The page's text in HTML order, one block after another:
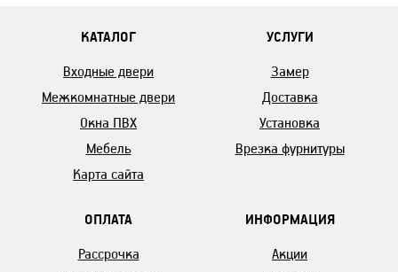
КАТАЛОГ
Входные двери
Межкомнатные двери
Окна ПВХ
Мебель
Карта сайта
УСЛУГИ
Замер
Доставка
Установка
Врезка фурнитуры
ОПЛАТА
Рассрочка
ИНФОРМАЦИЯ
Акции